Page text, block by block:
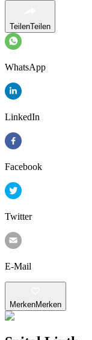
TeilenTeilen
WhatsApp
LinkedIn
Facebook
Twitter
E-Mail
MerkenMerken